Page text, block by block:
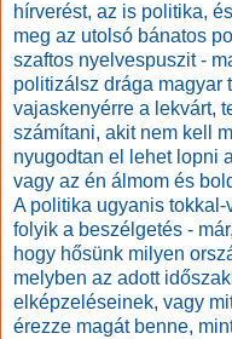
hírverést, az is politika,
meg az utolsó bánatos
szaftos nyelvespuszit -
politizálsz drága magyar
vajaskenyérre a lekvárt,
számítani, akit nem kell
nyugodtan el lehet lopni
vagy az én álmom és
A politika ugyanis tokkal-
folyik a beszélgetés -
hogy hősünk milyen
melyben az adott
elképzeléseinek, vagy
érezze magát benne,